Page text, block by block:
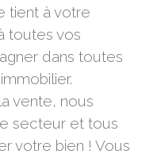
tient à votre
toutes vos
dans toutes
vente, nous
secteur et tous
votre bien ! Vous